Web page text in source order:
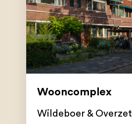
Wooncomplex
Wildeboer & Overzet